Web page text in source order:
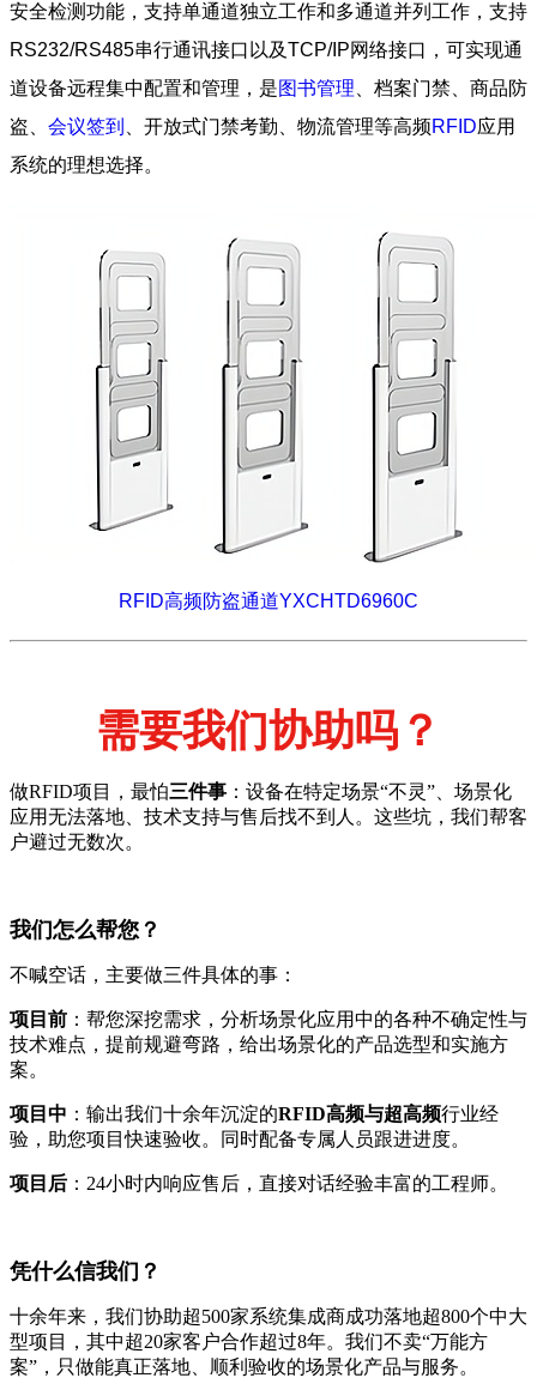
安全检测功能，支持单通道独立工作和多通道并列工作，支持
RS232/RS485串行通讯接口以及TCP/IP网络接口，可实现通
道设备远程集中配置和管理，是图书管理 、档案门禁、商品防
盗、 会议签到 、开放式门禁考勤、物流管理等高频RFID应用
系统的理想选择。
RFID高频防盗通道YXCHTD6960C
需要我们协助吗？
做RFID项目，最怕三件事 ：设备在特定场景“不灵”、场景化
应用无法落地、技术支持与售后找不到人。这些坑，我们帮客
户避过无数次。
我们怎么帮您？
不喊空话，主要做三件具体的事：
项目前 ：帮您深挖需求，分析场景化应用中的各种不确定性与
技术难点，提前规避弯路，给出场景化的产品选型和实施方
案。
项目中 ：输出我们十余年沉淀的RFID高频与超高频行业经
验，助您项目快速验收。同时配备专属人员跟进进度。
项目后 ：24小时内响应售后，直接对话经验丰富的工程师。
凭什么信我们？
十余年来，我们协助超500家系统集成商成功落地超800个中大
型项目，其中超20家客户合作超过8年。我们不卖“万能方
案”，只做能真正落地、顺利验收的场景化产品与服务。